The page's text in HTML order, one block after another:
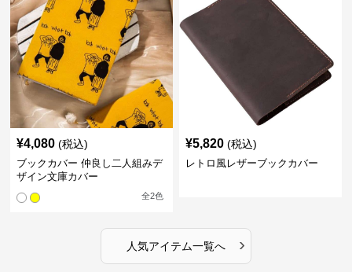
¥4,080 (税込)
ブックカバー 仲良し二人組みデ
ザイン文庫カバー
全2色
¥5,820 (税込)
レトロ風レザーブックカバー
人気アイテム一覧へ ›